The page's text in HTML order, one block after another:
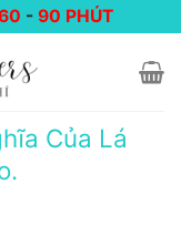
-90 PHÚT
Của Lá